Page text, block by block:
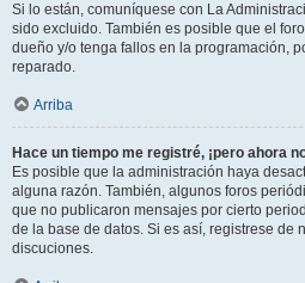
Si lo están, comuníquese con La
sido excluido. También es posible que el
dueño y/o tenga fallos en la programación,
reparado.
Arriba
Hace un tiempo me registré, ¡pero ahora
Es posible que la administración haya
alguna razón. También, algunos foros
que no publicaron mensajes por cierto
de la base de datos. Si es así, registrese de
discuciones.